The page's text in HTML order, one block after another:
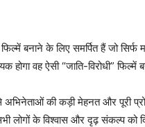
बनाने के लिए समर्पित हैं जो
वह ऐसी “जाति-विरोधी” फिल्में
की कड़ी मेहनत और पूरी
लोगों के विश्वास और दृढ़ संकल्प को